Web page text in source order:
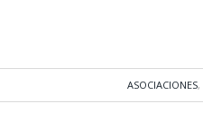
ASOCIACIONES,